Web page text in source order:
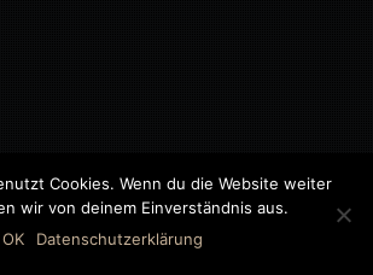
MWB – MOTORWAGEN BERNAU GMBH
Cookies. Wenn du die Website weiter
wir von deinem Einverständnis aus.
OK
Datenschutzerklärung